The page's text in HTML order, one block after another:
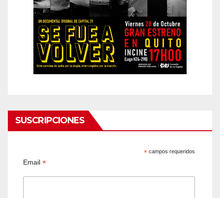
SUSCRIPCIONES
* campos requeridos
Email*